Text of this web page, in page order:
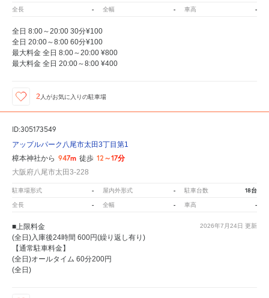
全長 - 全幅 - 車高 -
全日 8:00～20:00 30分¥100
全日 20:00～8:00 60分¥100
最大料金 全日 8:00～20:00 ¥800
最大料金 全日 20:00～8:00 ¥400
2 人がお気に入りの駐車場
ID:305173549
アップルパーク八尾市太田3丁目第1
樟本神社から 947m 徒歩 12～17分
大阪府八尾市太田3-228
駐車場形式 - 屋内外形式 - 駐車台数 18台
全長 - 全幅 - 車高 -
2026年7月24日 更新
■上限料金
(全日)入庫後24時間 600円(繰り返し有り)
【通常駐車料金】
(全日)オールタイム 60分200円
(全日)